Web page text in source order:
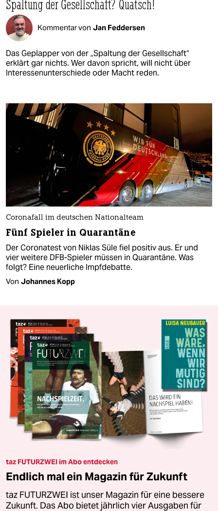
Spaltung der Gesellschaft? Quatsch!
Kommentar von Jan Feddersen
Das Geplapper von der „Spaltung der Gesellschaft“
erklärt gar nichts. Wer davon spricht, will nicht über
Interessenunterschiede oder Macht reden.
Coronafall im deutschen Nationalteam
Fünf Spieler in Quarantäne
Der Coronatest von Niklas Süle fiel positiv aus. Er und
vier weitere DFB-Spieler müssen in Quarantäne. Was
folgt? Eine neuerliche Impfdebatte.
Von Johannes Kopp
taz FUTURZWEI im Abo entdecken
Endlich mal ein Magazin für Zukunft
taz FUTURZWEI ist unser Magazin für eine bessere
Zukunft. Das Abo bietet jährlich vier Ausgaben für